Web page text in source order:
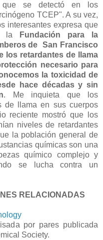
se detectó en los
TCEP". A su vez,
interesantes expresa que
la
Fundación para la
de San Francisco
los retardantes de llama
necesario para
la toxicidad de
hace décadas y sin
. Me inquieta que los
de llama en sus cuerpos
reciente mostró que los
niveles de retardantes
la población general de
químicas son una
químico complejo y
se lucha contra un
RELACIONADAS
por pares publicada
Society.